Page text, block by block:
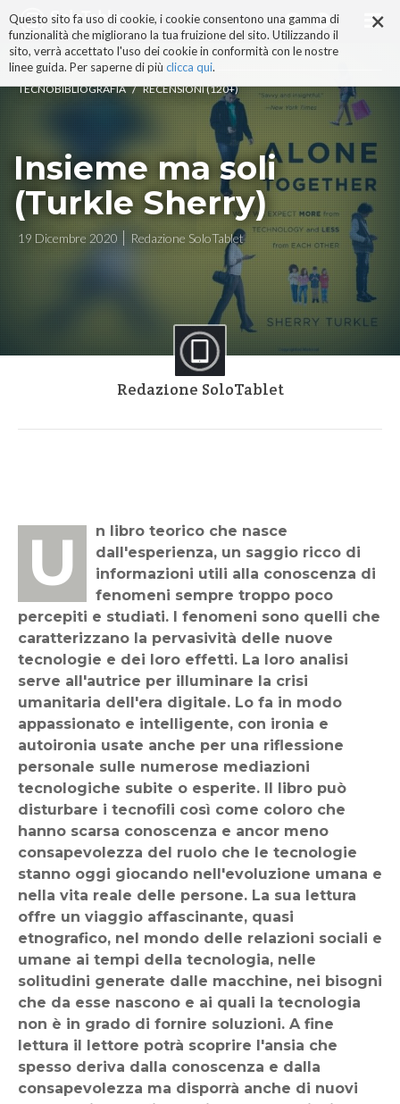
×
Questo sito fa uso di cookie, i cookie consentono una gamma di
funzionalità che migliorano la tua fruizione del sito. Utilizzando il
sito, verrà accettato l'uso dei cookie in conformità con le nostre
linee guida. Per saperne di più clicca qui.
ai
contenuti.
|
alla
navigazione
TECNOBIBLIOGRAFIA / RECENSIONI (120+)
Insieme ma soli
(Turkle Sherry)
19 Dicembre 2020 Redazione SoloTablet
Redazione SoloTablet
Un libro teorico che nasce
dall'esperienza, un saggio ricco di
informazioni utili alla conoscenza di
fenomeni sempre troppo poco
percepiti e studiati. I fenomeni sono quelli che
caratterizzano la pervasività delle nuove
tecnologie e dei loro effetti. La loro analisi
serve all'autrice per illuminare la crisi
umanitaria dell'era digitale. Lo fa in modo
appassionato e intelligente, con ironia e
autoironia usate anche per una riflessione
personale sulle numerose mediazioni
tecnologiche subite o esperite. Il libro può
disturbare i tecnofili così come coloro che
hanno scarsa conoscenza e ancor meno
consapevolezza del ruolo che le tecnologie
stanno oggi giocando nell'evoluzione umana e
nella vita reale delle persone. La sua lettura
offre un viaggio affascinante, quasi
etnografico, nel mondo delle relazioni sociali e
umane ai tempi della tecnologia, nelle
solitudini generate dalle macchine, nei bisogni
che da esse nascono e ai quali la tecnologia
non è in grado di fornire soluzioni. A fine
lettura il lettore potrà scoprire l'ansia che
spesso deriva dalla conoscenza e dalla
consapevolezza ma disporrà anche di nuovi